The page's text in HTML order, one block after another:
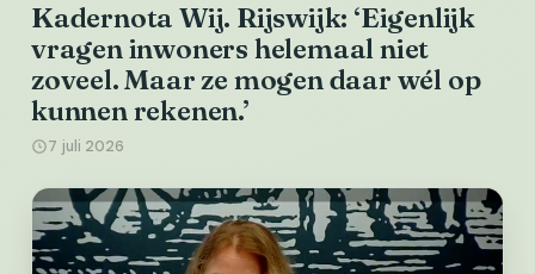
Kadernota Wij. Rijswijk: ‘Eigenlijk
vragen inwoners helemaal niet
zoveel. Maar ze mogen daar wél op
kunnen rekenen.’
7 juli 2026